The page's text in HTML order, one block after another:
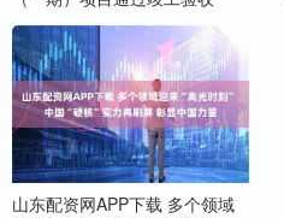
山东配资网APP下载 多个领域